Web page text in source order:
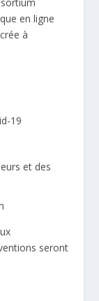
en ligne
à
19
et des
seront